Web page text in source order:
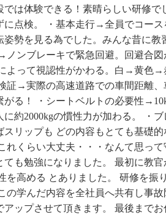
では体験できる！素晴らしい研修
に点検。 ・基本走行→全員でコー
勢を見る為でした。みんな昔に教
ンブレーキで緊急回避。回避合
よって視認性がかわる。白→黄色
証→実際の高速道路での車間距離
る！ ・シートベルトの必要性
に約2000kgの慣性力が加わる。 ・
スリップも どの内容もとても基礎
れくらい大丈夫・・・なんて思っ
ても勉強になりました。 最初に教
を高める とありました。 研修を
の学んだ内容を全社員へ共有し事
ップさせて頂きます。 最後まで